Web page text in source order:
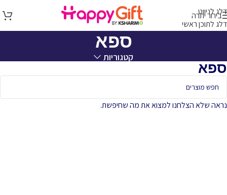
דלג לניווט
דלג לתוכן ראשי
בירור יתרה
ספא
קטגוריות
ספא
נראה שלא הצלחנו למצוא את מה שחיפשת.